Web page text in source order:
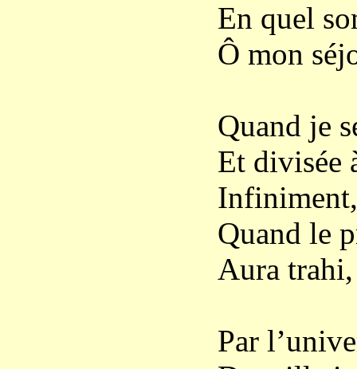
En quel
Ô mon
Quand je
Et divisée
Quand le
Aura trahi,
Par